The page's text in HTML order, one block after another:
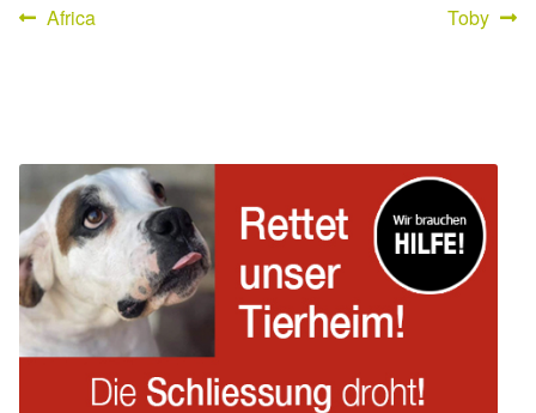
Unsere Partnertierheime
Partnertierheim La Linea in Spanien
Aktion „Hilfe La Linea“
Updates „Hilfe La Linea“
Beitragsnavigation
Vorheriger
Africa
Nächster
Toby